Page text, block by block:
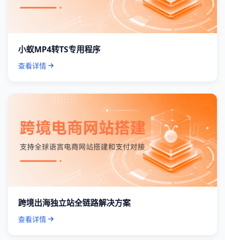
小蚁MP4转TS专用程序
查看详情
跨境出海独立站全链路解决方案
查看详情